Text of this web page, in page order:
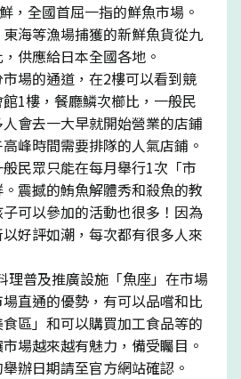
，全國首屈一指的鮮魚市場。
海等漁場捕獲的新鮮魚貨從九
供應給日本全國各地。
場的通道，在2樓可以看到競
1樓，餐廳鱗次櫛比，一般民
會去一大早就開始營業的店鋪
峰時間需要排隊的人氣店鋪。
民眾只能在每月舉行1次「市
震撼的鮪魚解體秀和殺魚的教
可以參加的活動也很多！因為
好評如潮，每次都有很多人來
理普及推廣設施「魚座」在市場
直通的優勢，有可以品嚐和比
區」和可以購買加工食品等的
市場越來越有魅力，備受矚目。
辦日期請至官方網站確認。